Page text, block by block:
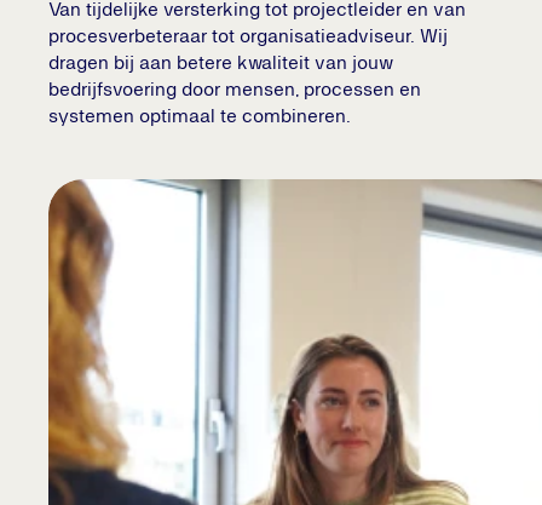
Van tijdelijke versterking tot projectleider en van
procesverbeteraar tot organisatieadviseur. Wij
dragen bij aan betere kwaliteit van jouw
bedrijfsvoering door mensen, processen en
systemen optimaal te combineren.